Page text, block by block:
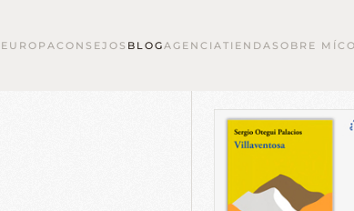
EUROPACONSEJOS BLOGAGENCIATIENDASOBRE MÍ